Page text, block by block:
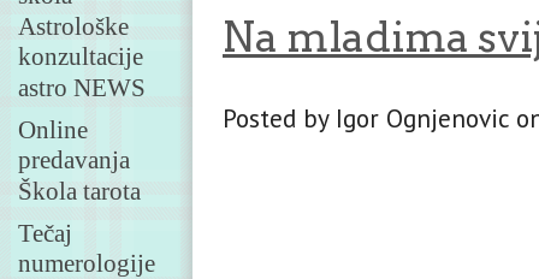
Astrološke
konzultacije
astro NEWS
Online
predavanja
Škola tarota
Tečaj
numerologije
Na mladima
Posted by Igor Ognjenovic